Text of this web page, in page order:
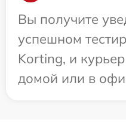
Вы получите
успешном
Korting, и
домой или в